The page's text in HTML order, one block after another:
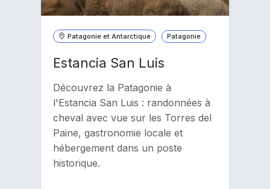
Patagonie et Antarctique Patagonie
Estancia San Luis
Découvrez la Patagonie à
l'Estancia San Luis : randonnées à
cheval avec vue sur les Torres del
Paine, gastronomie locale et
hébergement dans un poste
historique.